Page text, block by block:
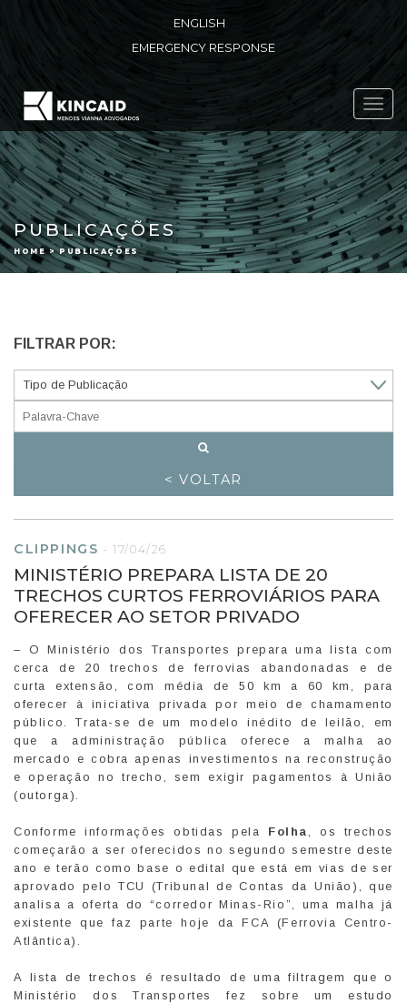
ENGLISH
EMERGENCY RESPONSE
PUBLICAÇÕES
HOME > PUBLICAÇÕES
FILTRAR POR:
< VOLTAR
CLIPPINGS -17/04/26
MINISTÉRIO PREPARA LISTA DE 20
TRECHOS CURTOS FERROVIÁRIOS PARA
OFERECER AO SETOR PRIVADO
– O Ministério dos Transportes prepara uma lista com
cerca de 20 trechos de ferrovias abandonadas e de
curta extensão, com média de 50 km a 60 km, para
oferecer à iniciativa privada por meio de chamamento
público. Trata-se de um modelo inédito de leilão, em
que a administração pública oferece a malha ao
mercado e cobra apenas investimentos na reconstrução
e operação no trecho, sem exigir pagamentos à União
(outorga).
Conforme informações obtidas pela Folha
, os trechos
começarão a ser oferecidos no segundo semestre deste
ano e terão como base o edital que está em vias de ser
aprovado pelo TCU (Tribunal de Contas da União), que
analisa a oferta do “corredor Minas-Rio”, uma malha já
existente que faz parte hoje da FCA (Ferrovia Centro-
Atlântica).
A lista de trechos é resultado de uma filtragem que o
Ministério dos Transportes fez sobre um estudo